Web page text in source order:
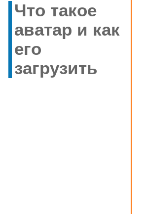
Что такое
аватар и как
его
загрузить